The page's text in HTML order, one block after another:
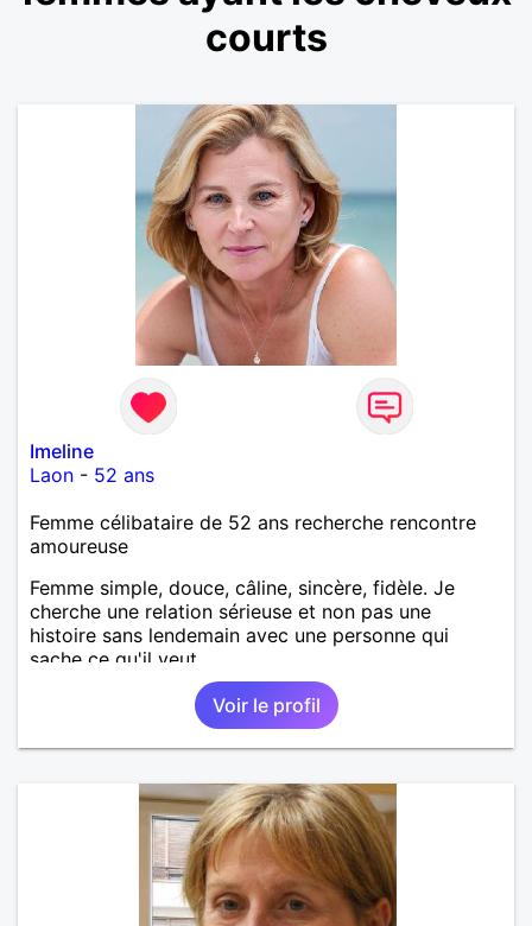
courts
Imeline
Laon - 52 ans
Femme célibataire de 52 ans recherche rencontre
amoureuse
Femme simple, douce, câline, sincère, fidèle. Je
cherche une relation sérieuse et non pas une
histoire sans lendemain avec une personne qui
sache ce qu'il veut.
Voir le profil